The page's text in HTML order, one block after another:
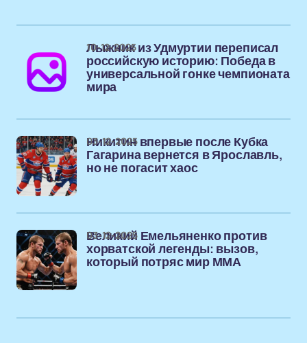
Лыжник из Удмуртии переписал
российскую историю: Победа в
универсальной гонке чемпионата
мира
10-12-2025
Никитин впервые после Кубка
Гагарина вернется в Ярославль,
но не погасит хаос
03-12-2025
Великий Емельяненко против
хорватской легенды: вызов,
который потряс мир ММА
03-12-2025